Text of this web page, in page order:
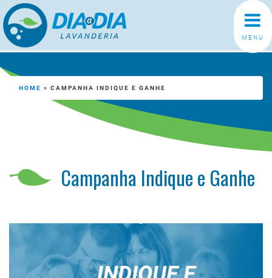
MENU
Campanha Indique e Ganhe
HOME » CAMPANHA INDIQUE E GANHE